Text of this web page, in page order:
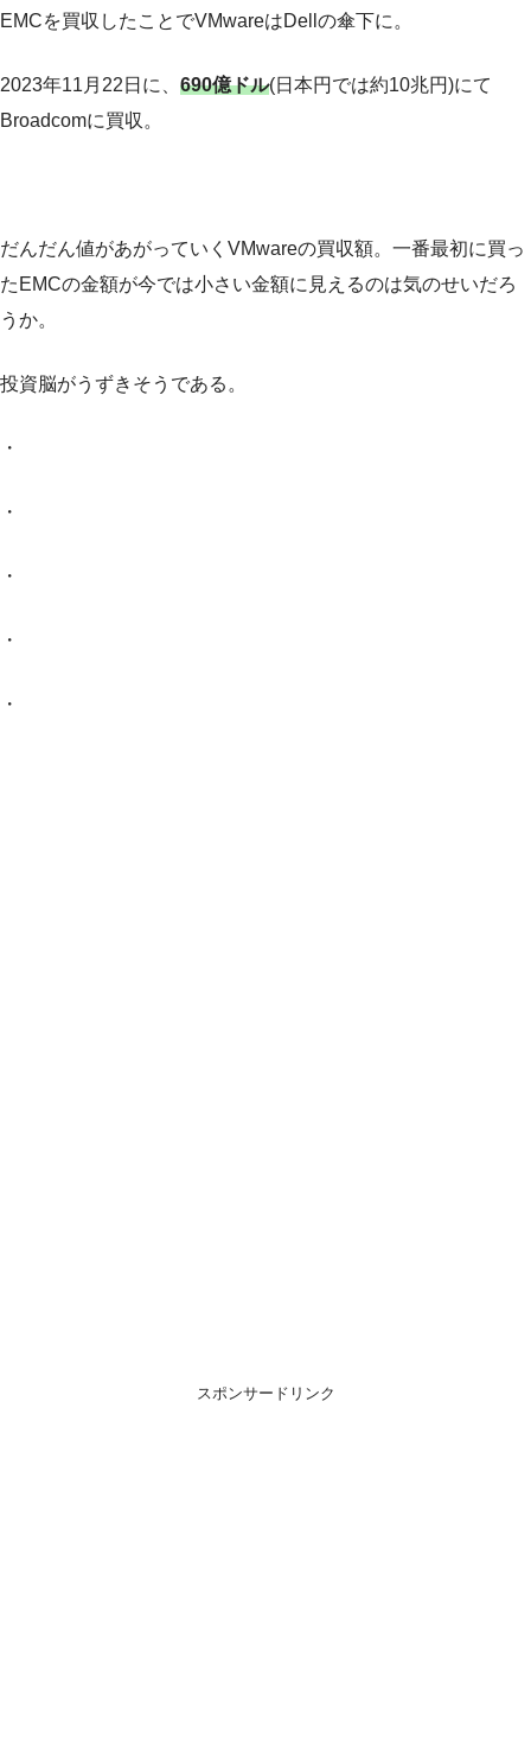
EMCを買収したことでVMwareはDellの傘下に。
2023年11月22日に、 690億ドル(日本円では約10兆円)にて
Broadcomに買収。
だんだん値があがっていくVMwareの買収額。一番最初に買っ
たEMCの金額が今では小さい金額に見えるのは気のせいだろ
うか。
投資脳がうずきそうである。
・
・
・
・
・
スポンサードリンク